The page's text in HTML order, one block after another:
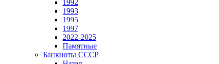
1992
1993
1995
1997
2022-2025
Памятные
Банкноты СССР